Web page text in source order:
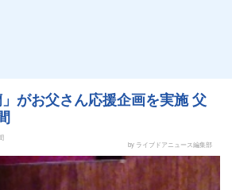
がお父さん応援企画を実施 父
by ライブドアニュース編集部